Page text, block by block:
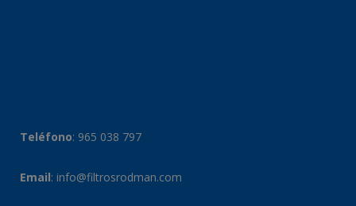
Teléfono: 965 038 797
Email: info@filtrosrodman.com